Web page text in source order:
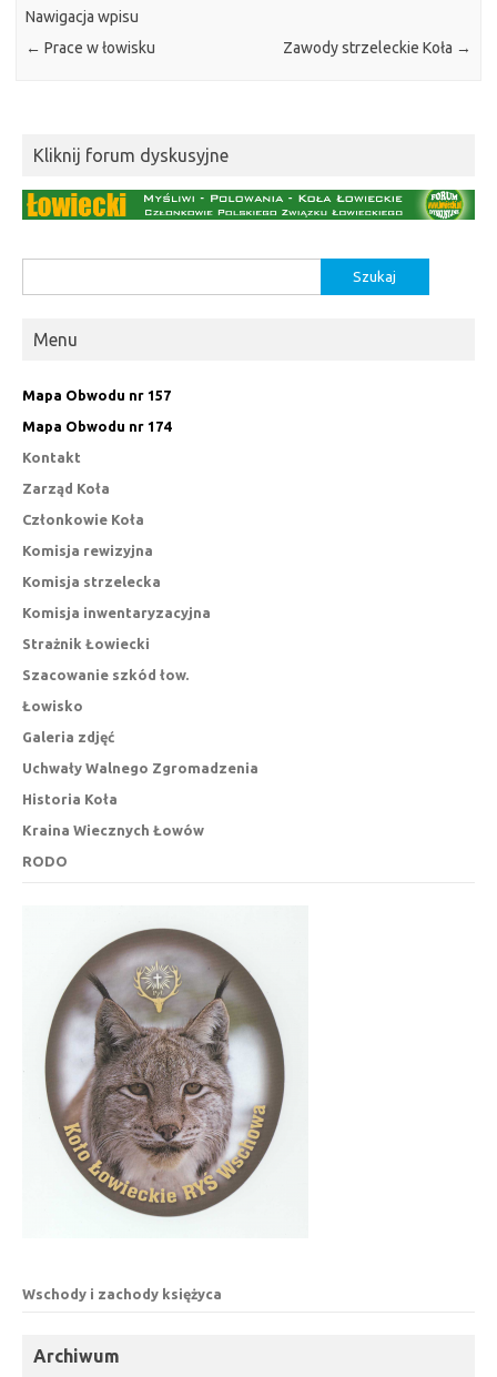
Nawigacja wpisu
← Prace w łowisku Zawody strzeleckie Koła →
Kliknij forum dyskusyjne
Menu
Mapa Obwodu nr 157
Mapa Obwodu nr 174
Kontakt
Zarząd Koła
Członkowie Koła
Komisja rewizyjna
Komisja strzelecka
Komisja inwentaryzacyjna
Strażnik Łowiecki
Szacowanie szkód łow.
Łowisko
Galeria zdjęć
Uchwały Walnego Zgromadzenia
Historia Koła
Kraina Wiecznych Łowów
RODO
Wschody i zachody księżyca
Archiwum